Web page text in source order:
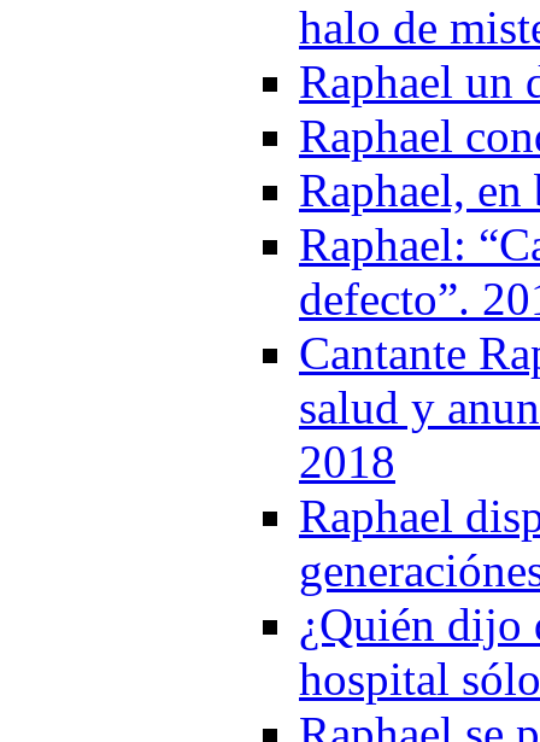
halo de
Raphael un
Raphael
Raphael,
Raphael:
defecto”.
Cantante
salud y
2018
Raphael
¿Quién dijo
hospital